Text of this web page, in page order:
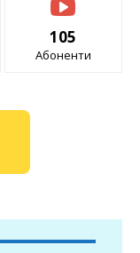
105
Абоненти